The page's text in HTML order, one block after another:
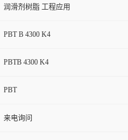
润滑剂树脂 工程应用
PBT B 4300 K4
PBTB 4300 K4
PBT
来电询问